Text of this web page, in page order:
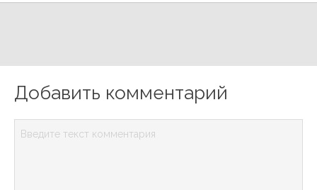
Добавить комментарий